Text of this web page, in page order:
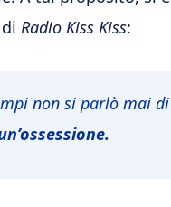
Radio Kiss Kiss:
non si parlò mai di